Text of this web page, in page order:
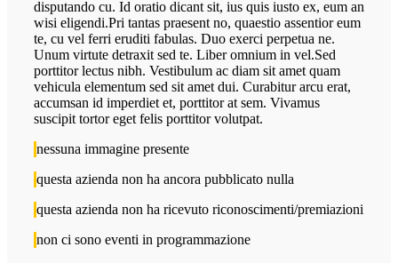
disputando cu. Id oratio dicant sit, ius quis iusto ex, eum an
wisi eligendi.Pri tantas praesent no, quaestio assentior eum
te, cu vel ferri eruditi fabulas. Duo exerci perpetua ne.
Unum virtute detraxit sed te. Liber omnium in vel.Sed
porttitor lectus nibh. Vestibulum ac diam sit amet quam
vehicula elementum sed sit amet dui. Curabitur arcu erat,
accumsan id imperdiet et, porttitor at sem. Vivamus
suscipit tortor eget felis porttitor volutpat.
nessuna immagine presente
questa azienda non ha ancora pubblicato nulla
questa azienda non ha ricevuto riconoscimenti/premiazioni
non ci sono eventi in programmazione